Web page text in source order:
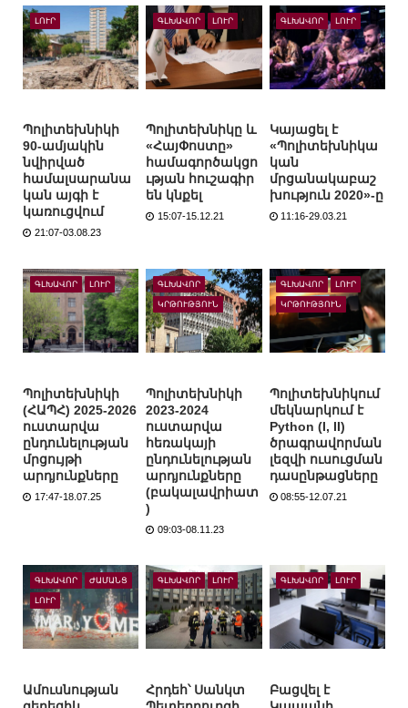
ԼՈՒՐ
Պոլիտեխնիկի
90-ամյակին
նվիրված
համալսարանա
կան այգի է
կառուցվում
21:07-03.08.23
ԳԼԽԱՎՈՐ ԼՈՒՐ
Պոլիտեխնիկը և
«ՀայՓոստը»
համագործակցո
ւթյան հուշագիր
են կնքել
15:07-15.12.21
ԳԼԽԱՎՈՐ ԼՈՒՐ
Կայացել է
«Պոլիտեխնիկա
կան
մրցանակաբաշ
խություն 2020»-ը
11:16-29.03.21
ԳԼԽԱՎՈՐ ԼՈՒՐ
Պոլիտեխնիկի
(ՀԱՊՀ) 2025-2026
ուստարվա
ընդունելության
մրցույթի
արդյունքները
17:47-18.07.25
ԳԼԽԱՎՈՐ
ԿՐԹՈՒԹՅՈՒՆ
Պոլիտեխնիկի
2023-2024
ուստարվա
հեռակայի
ընդունելության
արդյունքները
(բակալավրիատ
)
09:03-08.11.23
ԳԼԽԱՎՈՐ ԼՈՒՐ
ԿՐԹՈՒԹՅՈՒՆ
Պոլիտեխնիկում
մեկնարկում է
Python (I, II)
ծրագրավորման
լեզվի ուսուցման
դասընթացները
08:55-12.07.21
ԳԼԽԱՎՈՐ ԺԱՄԱՆՑ
ԼՈՒՐ
Ամուսնության
ԳԼԽԱՎՈՐ ԼՈՒՐ
Հրդեհ՝ Սանկտ
ԳԼԽԱՎՈՐ ԼՈՒՐ
Բացվել է